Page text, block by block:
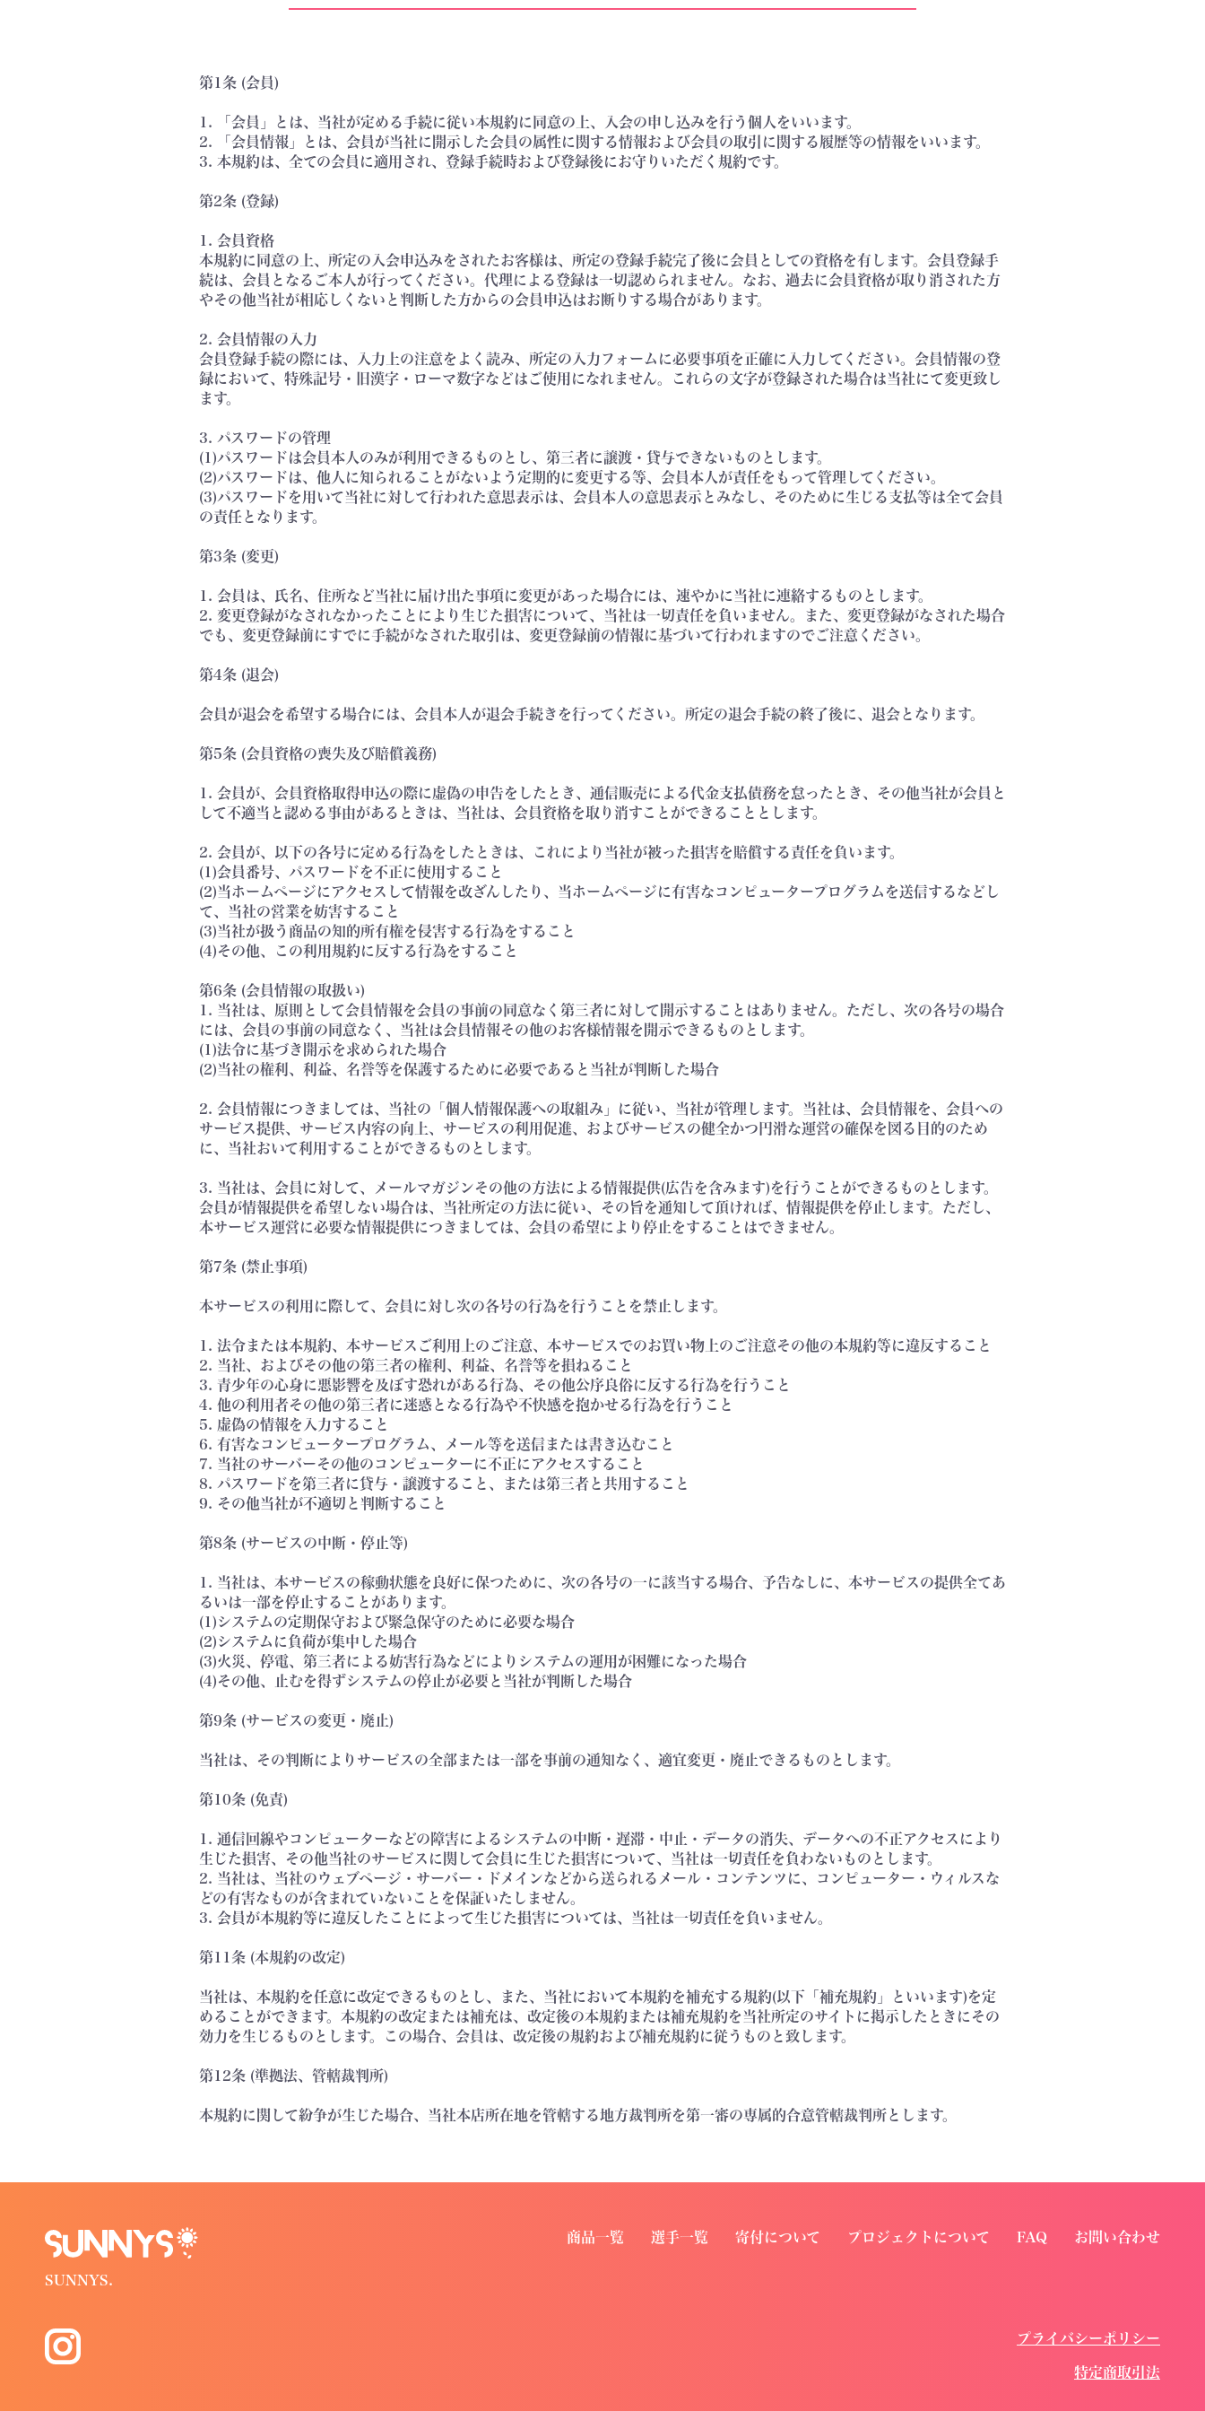
第1条 (会員)
1. 「会員」とは、当社が定める手続に従い本規約に同意の上、入会の申し込みを行う個人をいいます。
2. 「会員情報」とは、会員が当社に開示した会員の属性に関する情報および会員の取引に関する履歴等の情報をいいます。
3. 本規約は、全ての会員に適用され、登録手続時および登録後にお守りいただく規約です。
第2条 (登録)
1. 会員資格
本規約に同意の上、所定の入会申込みをされたお客様は、所定の登録手続完了後に会員としての資格を有します。会員登録手
続は、会員となるご本人が行ってください。代理による登録は一切認められません。なお、過去に会員資格が取り消された方
やその他当社が相応しくないと判断した方からの会員申込はお断りする場合があります。
2. 会員情報の入力
会員登録手続の際には、入力上の注意をよく読み、所定の入力フォームに必要事項を正確に入力してください。会員情報の登
録において、特殊記号・旧漢字・ローマ数字などはご使用になれません。これらの文字が登録された場合は当社にて変更致し
ます。
3. パスワードの管理
(1)パスワードは会員本人のみが利用できるものとし、第三者に譲渡・貸与できないものとします。
(2)パスワードは、他人に知られることがないよう定期的に変更する等、会員本人が責任をもって管理してください。
(3)パスワードを用いて当社に対して行われた意思表示は、会員本人の意思表示とみなし、そのために生じる支払等は全て会員
の責任となります。
第3条 (変更)
1. 会員は、氏名、住所など当社に届け出た事項に変更があった場合には、速やかに当社に連絡するものとします。
2. 変更登録がなされなかったことにより生じた損害について、当社は一切責任を負いません。また、変更登録がなされた場合
でも、変更登録前にすでに手続がなされた取引は、変更登録前の情報に基づいて行われますのでご注意ください。
第4条 (退会)
会員が退会を希望する場合には、会員本人が退会手続きを行ってください。所定の退会手続の終了後に、退会となります。
第5条 (会員資格の喪失及び賠償義務)
1. 会員が、会員資格取得申込の際に虚偽の申告をしたとき、通信販売による代金支払債務を怠ったとき、その他当社が会員と
して不適当と認める事由があるときは、当社は、会員資格を取り消すことができることとします。
2. 会員が、以下の各号に定める行為をしたときは、これにより当社が被った損害を賠償する責任を負います。
(1)会員番号、パスワードを不正に使用すること
(2)当ホームページにアクセスして情報を改ざんしたり、当ホームページに有害なコンピュータープログラムを送信するなどし
て、当社の営業を妨害すること
(3)当社が扱う商品の知的所有権を侵害する行為をすること
(4)その他、この利用規約に反する行為をすること
第6条 (会員情報の取扱い)
1. 当社は、原則として会員情報を会員の事前の同意なく第三者に対して開示することはありません。ただし、次の各号の場合
には、会員の事前の同意なく、当社は会員情報その他のお客様情報を開示できるものとします。
(1)法令に基づき開示を求められた場合
(2)当社の権利、利益、名誉等を保護するために必要であると当社が判断した場合
2. 会員情報につきましては、当社の「個人情報保護への取組み」に従い、当社が管理します。当社は、会員情報を、会員への
サービス提供、サービス内容の向上、サービスの利用促進、およびサービスの健全かつ円滑な運営の確保を図る目的のため
に、当社おいて利用することができるものとします。
3. 当社は、会員に対して、メールマガジンその他の方法による情報提供(広告を含みます)を行うことができるものとします。
会員が情報提供を希望しない場合は、当社所定の方法に従い、その旨を通知して頂ければ、情報提供を停止します。ただし、
本サービス運営に必要な情報提供につきましては、会員の希望により停止をすることはできません。
第7条 (禁止事項)
本サービスの利用に際して、会員に対し次の各号の行為を行うことを禁止します。
1. 法令または本規約、本サービスご利用上のご注意、本サービスでのお買い物上のご注意その他の本規約等に違反すること
2. 当社、およびその他の第三者の権利、利益、名誉等を損ねること
3. 青少年の心身に悪影響を及ぼす恐れがある行為、その他公序良俗に反する行為を行うこと
4. 他の利用者その他の第三者に迷惑となる行為や不快感を抱かせる行為を行うこと
5. 虚偽の情報を入力すること
6. 有害なコンピュータープログラム、メール等を送信または書き込むこと
7. 当社のサーバーその他のコンピューターに不正にアクセスすること
8. パスワードを第三者に貸与・譲渡すること、または第三者と共用すること
9. その他当社が不適切と判断すること
第8条 (サービスの中断・停止等)
1. 当社は、本サービスの稼動状態を良好に保つために、次の各号の一に該当する場合、予告なしに、本サービスの提供全てあ
るいは一部を停止することがあります。
(1)システムの定期保守および緊急保守のために必要な場合
(2)システムに負荷が集中した場合
(3)火災、停電、第三者による妨害行為などによりシステムの運用が困難になった場合
(4)その他、止むを得ずシステムの停止が必要と当社が判断した場合
第9条 (サービスの変更・廃止)
当社は、その判断によりサービスの全部または一部を事前の通知なく、適宜変更・廃止できるものとします。
第10条 (免責)
1. 通信回線やコンピューターなどの障害によるシステムの中断・遅滞・中止・データの消失、データへの不正アクセスにより
生じた損害、その他当社のサービスに関して会員に生じた損害について、当社は一切責任を負わないものとします。
2. 当社は、当社のウェブページ・サーバー・ドメインなどから送られるメール・コンテンツに、コンピューター・ウィルスな
どの有害なものが含まれていないことを保証いたしません。
3. 会員が本規約等に違反したことによって生じた損害については、当社は一切責任を負いません。
第11条 (本規約の改定)
当社は、本規約を任意に改定できるものとし、また、当社において本規約を補充する規約(以下「補充規約」といいます)を定
めることができます。本規約の改定または補充は、改定後の本規約または補充規約を当社所定のサイトに掲示したときにその
効力を生じるものとします。この場合、会員は、改定後の規約および補充規約に従うものと致します。
第12条 (準拠法、管轄裁判所)
本規約に関して紛争が生じた場合、当社本店所在地を管轄する地方裁判所を第一審の専属的合意管轄裁判所とします。
SUNNYS.
商品一覧 選手一覧 寄付について プロジェクトについて FAQ お問い合わせ
プライバシーポリシー
特定商取引法